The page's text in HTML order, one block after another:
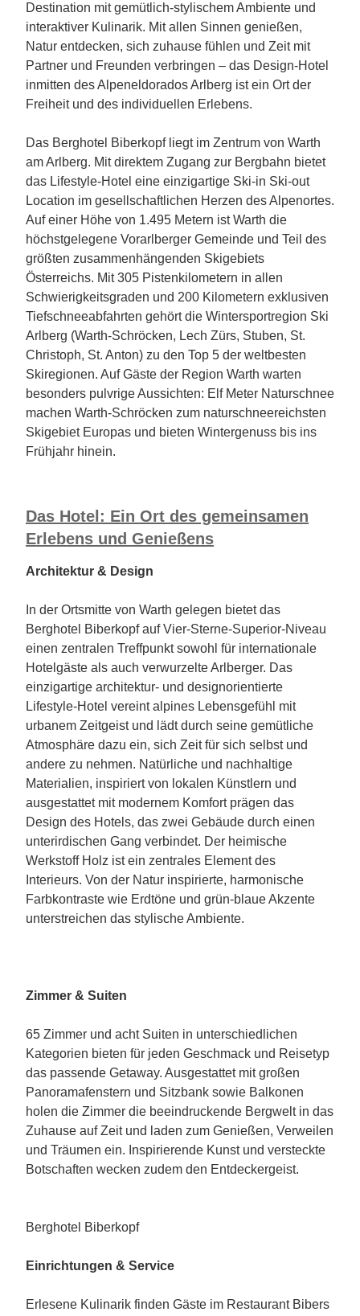
Destination mit gemütlich-stylischem Ambiente und
interaktiver Kulinarik. Mit allen Sinnen genießen,
Natur entdecken, sich zuhause fühlen und Zeit mit
Partner und Freunden verbringen – das Design-Hotel
inmitten des Alpeneldorados Arlberg ist ein Ort der
Freiheit und des individuellen Erlebens.
Das Berghotel Biberkopf liegt im Zentrum von Warth
am Arlberg. Mit direktem Zugang zur Bergbahn bietet
das Lifestyle-Hotel eine einzigartige Ski-in Ski-out
Location im gesellschaftlichen Herzen des Alpenortes.
Auf einer Höhe von 1.495 Metern ist Warth die
höchstgelegene Vorarlberger Gemeinde und Teil des
größten zusammenhängenden Skigebiets
Österreichs. Mit 305 Pistenkilometern in allen
Schwierigkeitsgraden und 200 Kilometern exklusiven
Tiefschneeabfahrten gehört die Wintersportregion Ski
Arlberg (Warth-Schröcken, Lech Zürs, Stuben, St.
Christoph, St. Anton) zu den Top 5 der weltbesten
Skiregionen. Auf Gäste der Region Warth warten
besonders pulvrige Aussichten: Elf Meter Naturschnee
machen Warth-Schröcken zum naturschneereichsten
Skigebiet Europas und bieten Wintergenuss bis ins
Frühjahr hinein.
Das Hotel: Ein Ort des gemeinsamen
Erlebens und Genießens
Architektur & Design
In der Ortsmitte von Warth gelegen bietet das
Berghotel Biberkopf auf Vier-Sterne-Superior-Niveau
einen zentralen Treffpunkt sowohl für internationale
Hotelgäste als auch verwurzelte Arlberger. Das
einzigartige architektur- und designorientierte
Lifestyle-Hotel vereint alpines Lebensgefühl mit
urbanem Zeitgeist und lädt durch seine gemütliche
Atmosphäre dazu ein, sich Zeit für sich selbst und
andere zu nehmen. Natürliche und nachhaltige
Materialien, inspiriert von lokalen Künstlern und
ausgestattet mit modernem Komfort prägen das
Design des Hotels, das zwei Gebäude durch einen
unterirdischen Gang verbindet. Der heimische
Werkstoff Holz ist ein zentrales Element des
Interieurs. Von der Natur inspirierte, harmonische
Farbkontraste wie Erdtöne und grün-blaue Akzente
unterstreichen das stylische Ambiente.
Zimmer & Suiten
65 Zimmer und acht Suiten in unterschiedlichen
Kategorien bieten für jeden Geschmack und Reisetyp
das passende Getaway. Ausgestattet mit großen
Panoramafenstern und Sitzbank sowie Balkonen
holen die Zimmer die beeindruckende Bergwelt in das
Zuhause auf Zeit und laden zum Genießen, Verweilen
und Träumen ein. Inspirierende Kunst und versteckte
Botschaften wecken zudem den Entdeckergeist.
Berghotel Biberkopf
Einrichtungen & Service
Erlesene Kulinarik finden Gäste im Restaurant Bibers